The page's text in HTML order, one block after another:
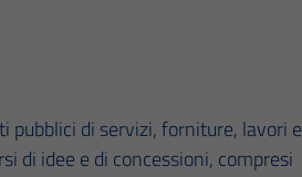
pubblici di servizi, forniture, lavori e
di idee e di concessioni, compresi